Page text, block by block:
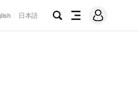
日本語
검
전
메
그